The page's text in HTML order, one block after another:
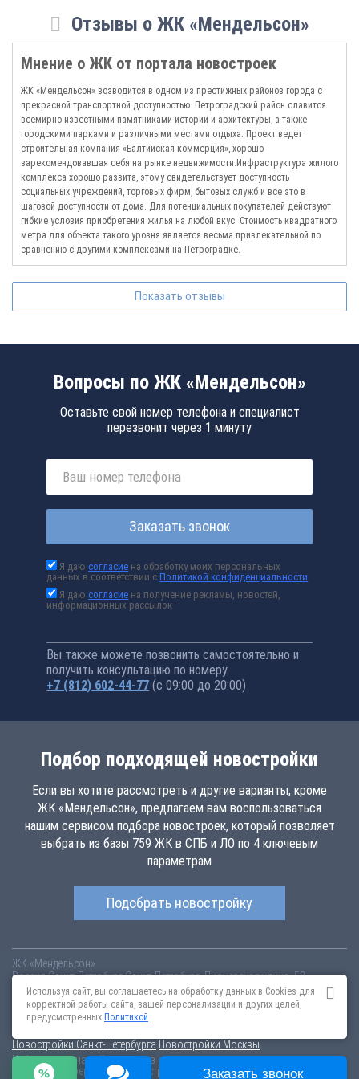
конструкциями. Желающие сделать покупку недвижимости могут
ознакомиться с реальными вариантами на нашем сайте.
Квалифицированные консультанты ответят на все интересующие клиентов
вопросы, уточнят сроки старта и окончания работ, проведут консультации
относительно оснащения и оформления здания.
Отзывы о ЖК «Мендельсон»
Мнение о ЖК от портала новостроек
ЖК «Мендельсон» возводится в одном из престижных районов города с
прекрасной транспортной доступностью. Петроградский район славится
всемирно известными памятниками истории и архитектуры, а также
городскими парками и различными местами отдыха. Проект ведет
строительная компания «Балтийская коммерция», хорошо
зарекомендовавшая себя на рынке недвижимости.Инфраструктура жилого
комплекса хорошо развита, этому свидетельствует доступность
социальных учреждений, торговых фирм, бытовых служб и все это в
шаговой доступности от дома. Для потенциальных покупателей действуют
гибкие условия приобретения жилья на любой вкус. Стоимость квадратного
метра для объекта такого уровня является весьма привлекательной по
сравнению с другими комплексами на Петроградке.
Показать отзывы
Вопросы по ЖК «Мендельсон»
Оставьте свой номер телефона и специалист
перезвонит через 1 минуту
Заказать звонок
Я даюсогласие на обработку моих персональных
данных в соответствии сПолитикой конфиденциальности
Я даюсогласие на получение рекламы, новостей,
информационных рассылок
Вы также можете позвонить самостоятельно и
получить консультацию по номеру
+7 (812) 602-44-77 (с 09:00 до 20:00)
Подбор подходящей новостройки
Если вы хотите рассмотреть и другие варианты, кроме
ЖК «Мендельсон», предлагаем вам воспользоваться
нашим сервисом подбора новостроек, который позволяет
выбрать из базы 759 ЖК в СПБ и ЛО по 4 ключевым
параметрам
Подобрать новостройку
ЖК «Мендельсон»
РоссияСанкт-ПетербургСанкт-Петербург, Пионерская улица, 53
mendelson.novopoisk.spb.ruКупить квартиру в новом жилом
комплексе «Мендельсон» от «Балтийская Коммерция» В Петроградском
районе. Квартиры различных планировок!
Новостройки Санкт-Петербурга Новостройки Москвы
Информация на сайте взята из открытых источников, не является
публичной офертой и распространяется для ознакомления.
Используя сайт, вы соглашаетесь на обработку данных в Cookies для
корректной работы сайта, вашей персонализации и других целей,
предусмотренных Политикой
Заказать звонок